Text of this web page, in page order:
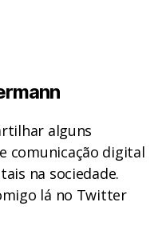
alguns
comunicação digital
na sociedade.
lá no Twitter